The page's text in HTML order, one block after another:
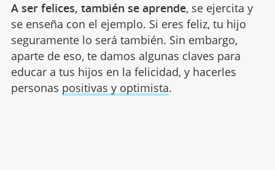
A ser felices, también se aprende, se ejercita y
se enseña con el ejemplo. Si eres feliz, tu hijo
seguramente lo será también. Sin embargo,
aparte de eso, te damos algunas claves para
educar a tus hijos en la felicidad, y hacerles
personas positivas y optimista.